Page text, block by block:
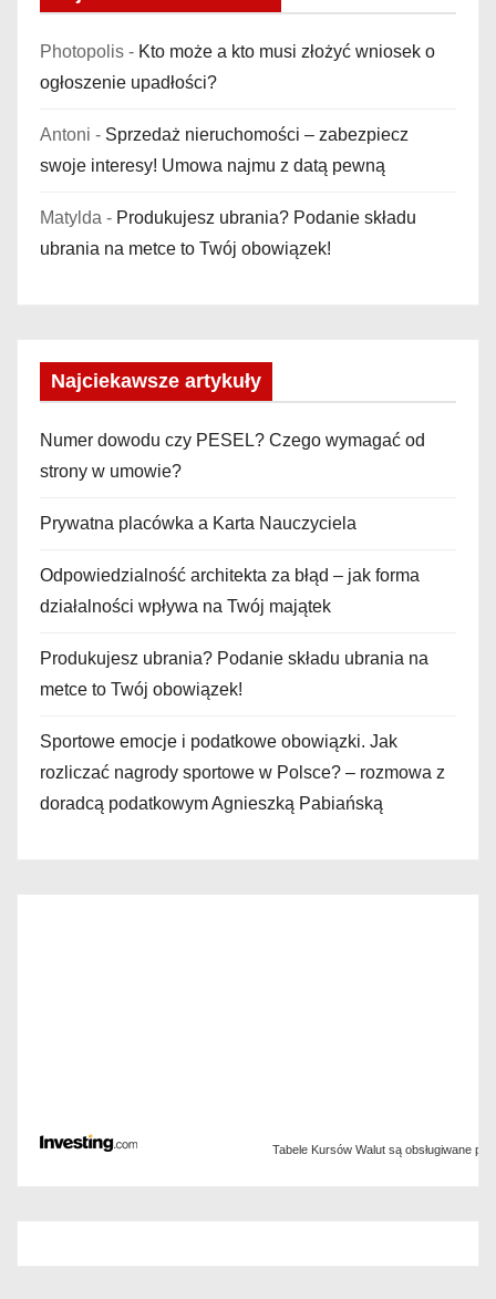
Photopolis - Kto może a kto musi złożyć wniosek o
ogłoszenie upadłości?
Antoni - Sprzedaż nieruchomości – zabezpiecz
swoje interesy! Umowa najmu z datą pewną
Matylda - Produkujesz ubrania? Podanie składu
ubrania na metce to Twój obowiązek!
Najciekawsze artykuły
Numer dowodu czy PESEL? Czego wymagać od
strony w umowie?
Prywatna placówka a Karta Nauczyciela
Odpowiedzialność architekta za błąd – jak forma
działalności wpływa na Twój majątek
Produkujesz ubrania? Podanie składu ubrania na
metce to Twój obowiązek!
Sportowe emocje i podatkowe obowiązki. Jak
rozliczać nagrody sportowe w Polsce? – rozmowa z
doradcą podatkowym Agnieszką Pabiańską
Tabele Kursów Walut są obsługiwane